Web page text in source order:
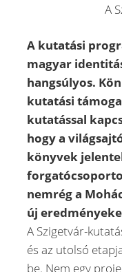
A
A kutatási
magyar
hangsúlyos.
kutatási
kutatással
hogy a
könyvek
nemrég a
új
A Szigetvár-
és az utolsó
be. Nem egy